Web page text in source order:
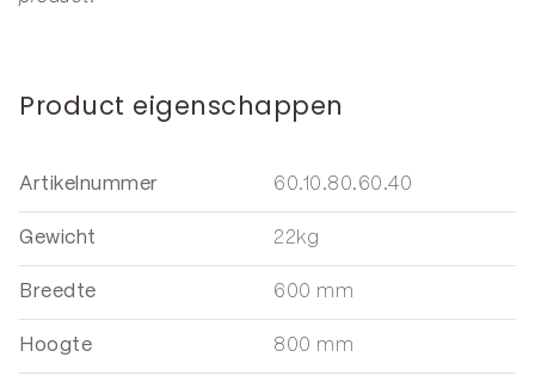
Product eigenschappen
Artikelnummer 60.10.80.60.40
Gewicht 22kg
Breedte 600 mm
Hoogte 800 mm